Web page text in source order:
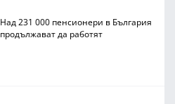
Над 231 000 пенсионери в България
продължават да работят